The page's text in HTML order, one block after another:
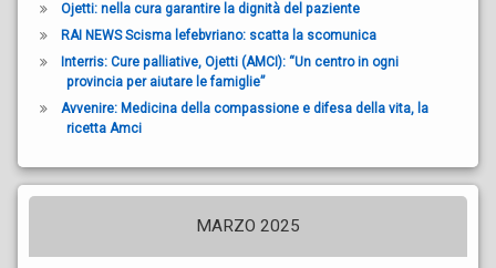
Ojetti: nella cura garantire la dignità del paziente
RAI NEWS Scisma lefebvriano: scatta la scomunica
Interris: Cure palliative, Ojetti (AMCI): “Un centro in ogni
provincia per aiutare le famiglie”
Avvenire: Medicina della compassione e difesa della vita, la
ricetta Amci
MARZO 2025